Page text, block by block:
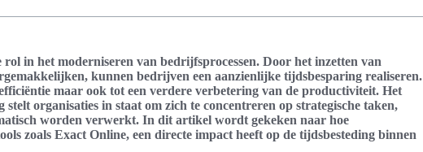
in het moderniseren van bedrijfsprocessen. Door het inzetten van
kunnen bedrijven een aanzienlijke tijdsbesparing realiseren.
maar ook tot een verdere verbetering van de productiviteit. Het
organisaties in staat om zich te concentreren op strategische taken,
worden verwerkt. In dit artikel wordt gekeken naar hoe
zoals Exact Online, een directe impact heeft op de tijdsbesteding binnen